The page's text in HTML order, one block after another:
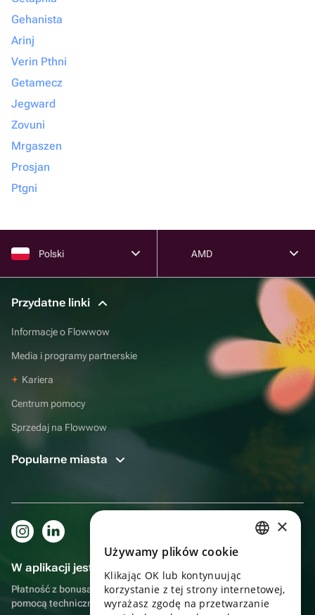
Gehanista
Arinj
Verin Pthni
Getamecz
Jegward
Zovuni
Mrgaszen
Prosjan
Ptgni
Polski AMD
Przydatne linki
Informacje o Flowwow
Media i programy partnerskie
Kariera
Centrum pomocy
Sprzedaj na Flowwow
Popularne miasta
W aplikacji jest to jeszcze wygodniejsze!
Płatność z bonusami, samodzielna dostawa, wygodny czat z
pomocą techniczną
UKRAINIAN
×
Używamy plików cookie
Klikając OK lub kontynuując
korzystanie z tej strony internetowej,
wyrażasz zgodę na przetwarzanie